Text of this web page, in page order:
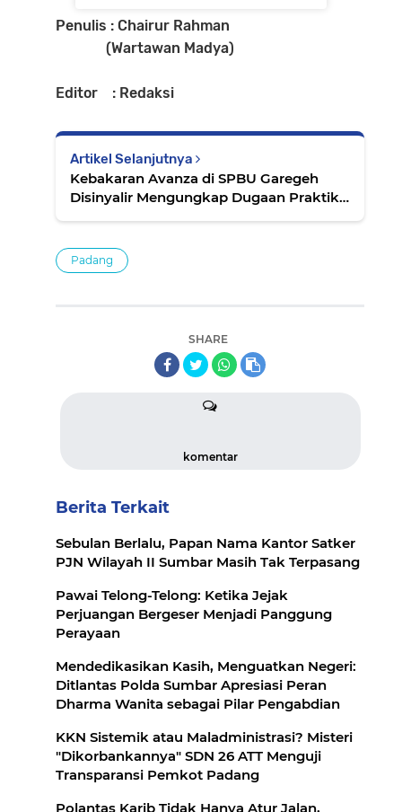
Penulis : Chairur Rahman
(Wartawan Madya)
Editor : Redaksi
Artikel Selanjutnya
Kebakaran Avanza di SPBU Garegeh
Disinyalir Mengungkap Dugaan Praktik
Padang
SHARE
komentar
Berita Terkait
Sebulan Berlalu, Papan Nama Kantor Satker
PJN Wilayah II Sumbar Masih Tak Terpasang
Pawai Telong-Telong: Ketika Jejak
Perjuangan Bergeser Menjadi Panggung
Perayaan
Mendedikasikan Kasih, Menguatkan Negeri:
Ditlantas Polda Sumbar Apresiasi Peran
Dharma Wanita sebagai Pilar Pengabdian
KKN Sistemik atau Maladministrasi? Misteri
"Dikorbankannya" SDN 26 ATT Menguji
Transparansi Pemkot Padang
Polantas Karib Tidak Hanya Atur Jalan,